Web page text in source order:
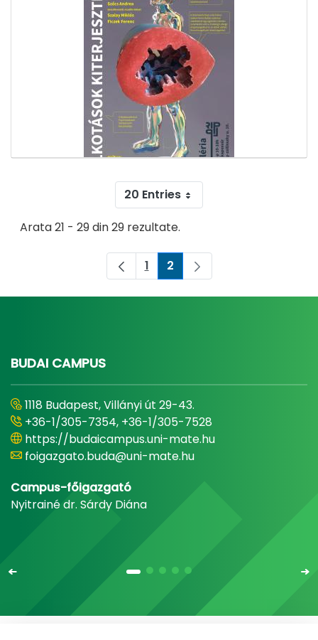
20 Entries
Arata 21 - 29 din 29 rezultate.
Pagina
1 Pagina
2
BUDAI CAMPUS
1118 Budapest, Villányi út 29-43.
+36-1/305-7354, +36-1/305-7528
https://budaicampus.uni-mate.hu
foigazgato.buda@uni-mate.hu
Campus-főigazgató
Nyitrainé dr. Sárdy Diána